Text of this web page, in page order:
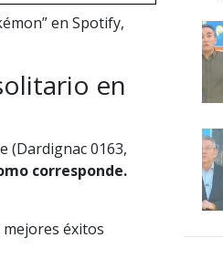
en Spotify,
en
(Dardignac 0163,
corresponde.
éxitos